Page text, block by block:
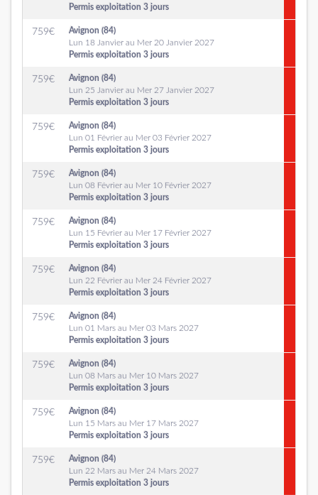
Permis exploitation 3 jours
759€
Avignon (84)
Lun 18 Janvier au Mer 20 Janvier 2027
Permis exploitation 3 jours
759€
Avignon (84)
Lun 25 Janvier au Mer 27 Janvier 2027
Permis exploitation 3 jours
759€
Avignon (84)
Lun 01 Février au Mer 03 Février 2027
Permis exploitation 3 jours
759€
Avignon (84)
Lun 08 Février au Mer 10 Février 2027
Permis exploitation 3 jours
759€
Avignon (84)
Lun 15 Février au Mer 17 Février 2027
Permis exploitation 3 jours
759€
Avignon (84)
Lun 22 Février au Mer 24 Février 2027
Permis exploitation 3 jours
759€
Avignon (84)
Lun 01 Mars au Mer 03 Mars 2027
Permis exploitation 3 jours
759€
Avignon (84)
Lun 08 Mars au Mer 10 Mars 2027
Permis exploitation 3 jours
759€
Avignon (84)
Lun 15 Mars au Mer 17 Mars 2027
Permis exploitation 3 jours
759€
Avignon (84)
Lun 22 Mars au Mer 24 Mars 2027
Permis exploitation 3 jours